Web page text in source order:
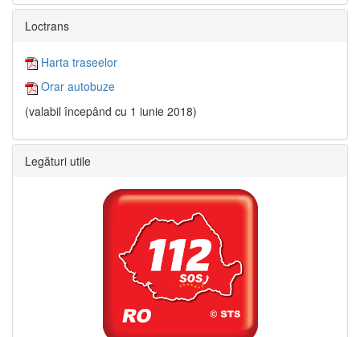
Loctrans
Harta traseelor
Orar autobuze
(valabil începând cu 1 iunie 2018)
Legături utile